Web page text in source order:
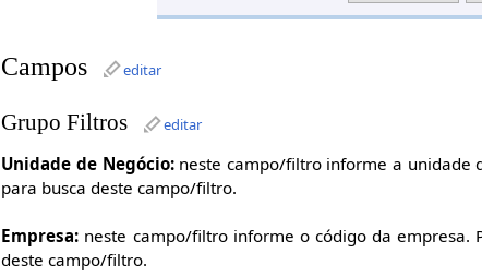
Campos editar
Grupo Filtros editar
Unidade de Negócio:neste campo/filtro informe a unidade
para busca deste campo/filtro.
Empresa: neste campo/filtro informe o código da empresa.
deste campo/filtro.